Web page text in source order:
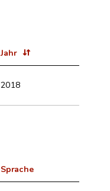
Jahr
2018
Sprache